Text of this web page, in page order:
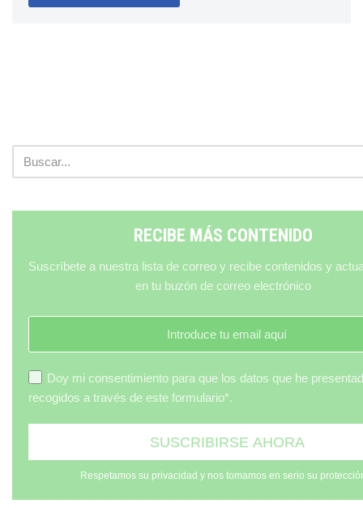
RECIBE MÁS CONTENIDO
Suscríbete a nuestra lista de correo y recibe contenidos y
en tu buzón de correo electrónico
Doy mi consentimiento para que los datos que he
recogidos a través de este formulario*.
Respetamos su privacidad y nos tomamos en serio su